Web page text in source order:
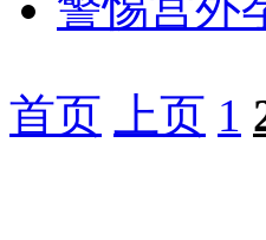
首页 上页 1